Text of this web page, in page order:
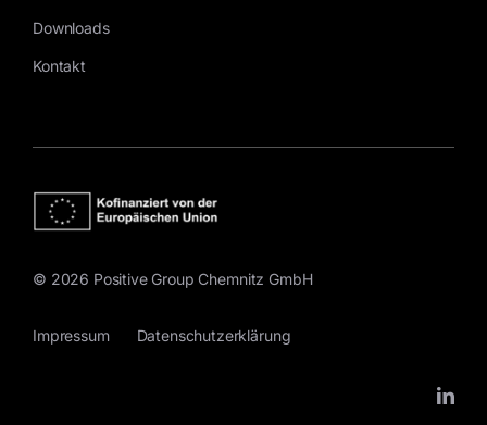
Downloads
Kontakt
© 2026 Positive Group Chemnitz GmbH
Impressum Datenschutzerklärung